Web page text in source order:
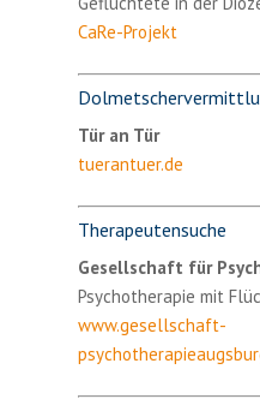
CaRe-Projekt
Tür an Tür
tuerantuer.de
Therapeutensuche
Gesellschaft für
Psychotherapie mit
www.gesellschaft-